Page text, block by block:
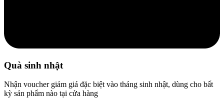
Quà sinh nhật
Nhận voucher giảm giá đặc biệt vào tháng sinh nhật, dùng cho bất
kỳ sản phẩm nào tại cửa hàng